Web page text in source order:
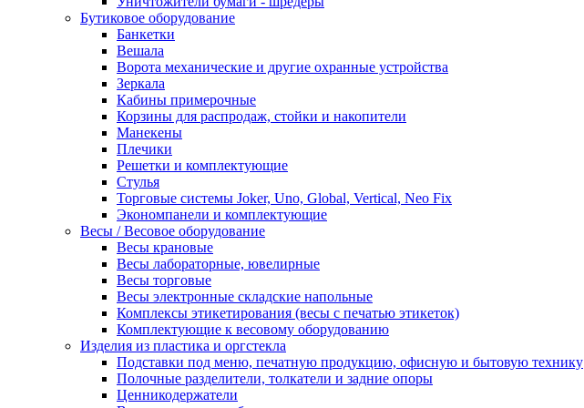
Бутиковое оборудование
Банкетки
Вешала
Ворота механические и другие охранные устройства
Зеркала
Кабины примерочные
Корзины для распродаж, стойки и накопители
Манекены
Плечики
Решетки и комплектующие
Стулья
Торговые системы Joker, Uno, Global, Vertical, Neo Fix
Экономпанели и комплектующие
Весы / Весовое оборудование
Весы крановые
Весы лабораторные, ювелирные
Весы торговые
Весы электронные складские напольные
Комплексы этикетирования (весы с печатью этикеток)
Комплектующие к весовому оборудованию
Изделия из пластика и оргстекла
Подставки под меню, печатную продукцию, офисную и бытовую технику
Полочные разделители, толкатели и задние опоры
Ценникодержатели